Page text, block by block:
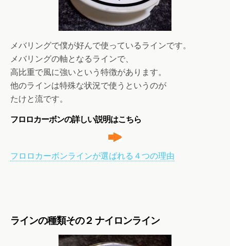
メバリングで僕が好んで使っているラインです。
メバリングの軸となるラインで、
高比重で風に強いという特徴があります。
他のラインは特殊な状況で使うというのが
たけと流です。
フロロカーボンの詳しい説明はこちら
フロロカーボンラインが選ばれる４つの理由
ラインの種類その２ ナイロンライン